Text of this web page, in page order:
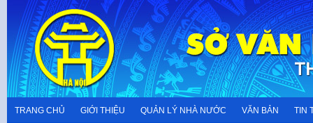
content
TRANG CHỦ GIỚI THIỆU QUẢN LÝ NHÀ NƯỚC VĂN BẢN TIN